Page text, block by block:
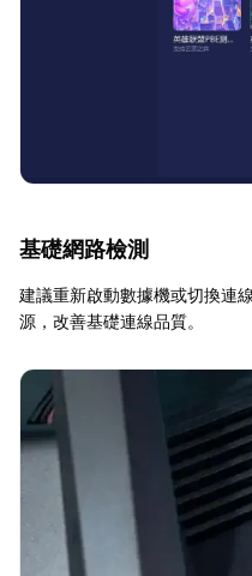
基礎網路檢測
建議重新啟動數據機或切換連
源，改善基礎連線品質。